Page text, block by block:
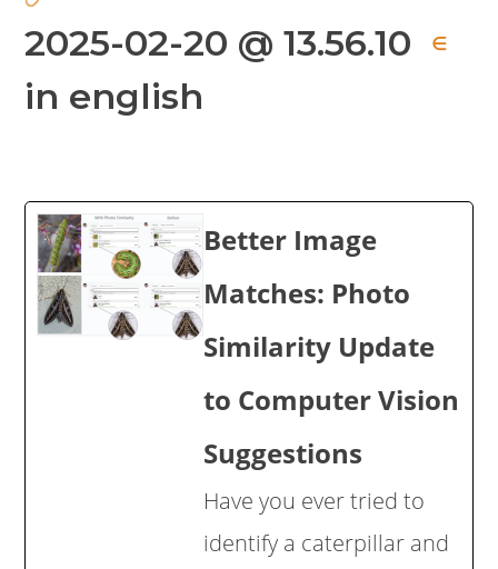
2025-02-20 @ 13.56.10 ∈
in english
Better Image
Matches: Photo
Similarity Update
to Computer Vision
Suggestions
Have you ever tried to
identify a caterpillar and